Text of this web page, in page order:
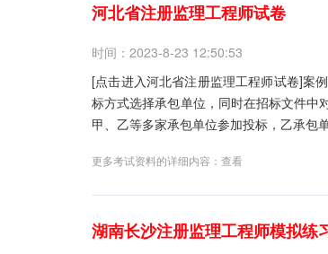
河北省注册监理工程师试卷
时间：2023-8-23 12:50:53
[点击进入河北省注册监理工程师试卷]案
标方式选择承包单位，同时在招标文件中
甲、乙等多家承包单位参加投标，乙承包
更多考试资料的详细内容： 查看
湖南长沙注册监理工程师模拟练